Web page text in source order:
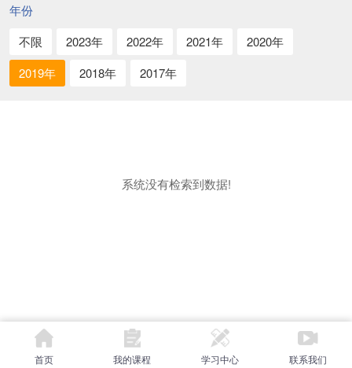
年份
不限
2023年 2022年 2021年
2020年
2019年
2018年 2017年
系统没有检索到数据!
首页 我的课程 学习中心 联系我们